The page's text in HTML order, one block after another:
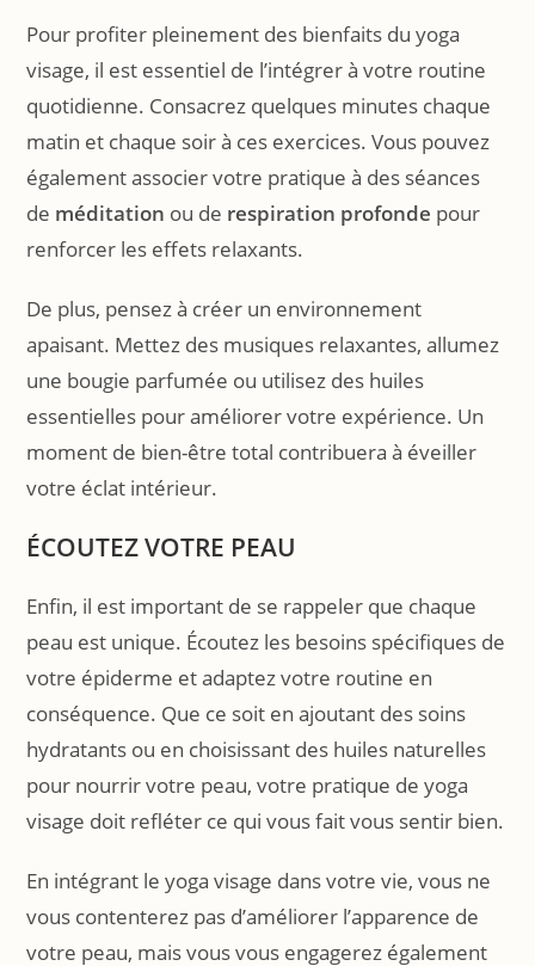
Pour profiter pleinement des bienfaits du yoga
visage, il est essentiel de l’intégrer à votre routine
quotidienne. Consacrez quelques minutes chaque
matin et chaque soir à ces exercices. Vous pouvez
également associer votre pratique à des séances
de méditation ou de respiration profonde pour
renforcer les effets relaxants.
De plus, pensez à créer un environnement
apaisant. Mettez des musiques relaxantes, allumez
une bougie parfumée ou utilisez des huiles
essentielles pour améliorer votre expérience. Un
moment de bien-être total contribuera à éveiller
votre éclat intérieur.
ÉCOUTEZ VOTRE PEAU
Enfin, il est important de se rappeler que chaque
peau est unique. Écoutez les besoins spécifiques de
votre épiderme et adaptez votre routine en
conséquence. Que ce soit en ajoutant des soins
hydratants ou en choisissant des huiles naturelles
pour nourrir votre peau, votre pratique de yoga
visage doit refléter ce qui vous fait vous sentir bien.
En intégrant le yoga visage dans votre vie, vous ne
vous contenterez pas d’améliorer l’apparence de
votre peau, mais vous vous engagerez également